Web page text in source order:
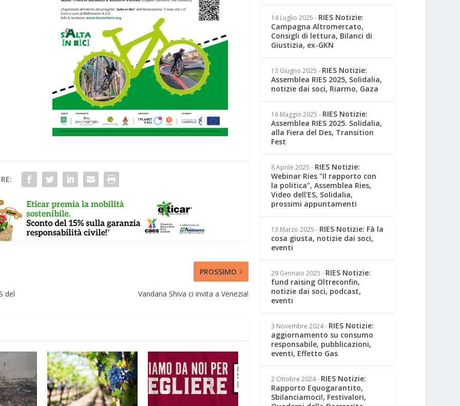
del
PROSSIMO
Vandana Shiva ci invita a Venezia!
14 Luglio 2025 - RIES Notizie:
Campagna Altromercato,
Consigli di lettura, Bilanci di
Giustizia, ex-GKN
13 Giugno 2025 - RIES Notizie:
Assemblea RIES 2025, Solidalia,
notizie dai soci, Riarmo, Gaza
16 Maggio 2025 - RIES Notizie:
Assemblea RIES 2025. Solidalia,
alla Fiera del Des, Transition
Fest
8 Aprile 2025 - RIES Notizie:
Webinar Ries "Il rapporto con
la politica", Assemblea Ries,
Video dell'ES, Solidalia,
prossimi appuntamenti
13 Marzo 2025 - RIES Notizie: Fà la
cosa giusta, notizie dai soci,
eventi
29 Gennaio 2025 - RIES Notizie:
fund raising Oltreconfin,
notizie dai soci, podcast,
eventi
3 Novembre 2024- RIES Notizie:
aggiornamento su consumo
responsabile, pubblicazioni,
eventi, Effetto Gas
2 Ottobre 2024- RIES Notizie:
Rapporto Equogarantito,
Sbilanciamoci!, Festivalori,